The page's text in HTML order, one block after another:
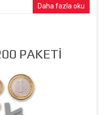
Daha fazla oku
PAKETİ